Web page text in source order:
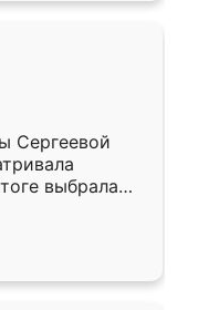
Сергеевой
выбрала
потом
объяснил
срок, с